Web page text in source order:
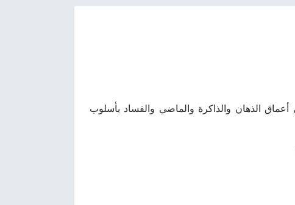
الذهان والذاكرة والماضي والفساد بأسلوب